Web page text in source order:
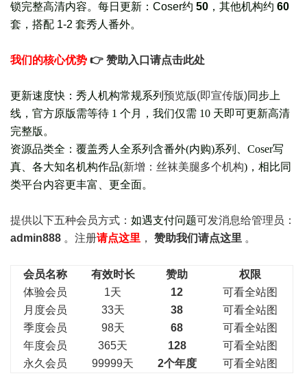
锁完整高清内容。每日更新： Coser约 50 ，其他机构约 60
套， 搭配 1-2 套秀人番外。
我们的核心优势 👉 赞助入口请点击此处
更新速度快：秀人机构常规系列 预览版(即宣传版)同步上
线，官方原版需等待 1 个月，我们仅需 10 天即可更新高清
完整版。
资源品类全：覆盖秀人全系列含番外(内购)系列、Coser写
真、各大知名机构作品(新增：丝袜美腿多个机构)，相比同
类平台内容更丰富、更全面。
提供以下五种会员方式： 如遇支付问题可发消息给管理员：
admin888 。注册请点这里 ， 赞助我们请点这里 。
会员名称 有效时长 赞助
权限
体验会员
1天 12
可看全站图
月度会员
33天 38
可看全站图
季度会员
98天 68
可看全站图
年度会员
365天 128
可看全站图
永久会员
99999天 2个年度 可看全站图